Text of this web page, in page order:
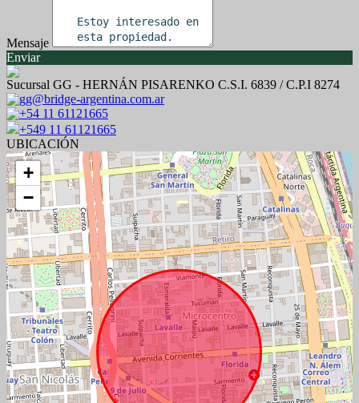
Mensaje
Enviar
Sucursal GG - HERNÁN PISARENKO C.S.I. 6839 / C.P.I 8274
gg@bridge-argentina.com.ar
+54 11 61121665
+549 11 61121665
UBICACIÓN
+
−